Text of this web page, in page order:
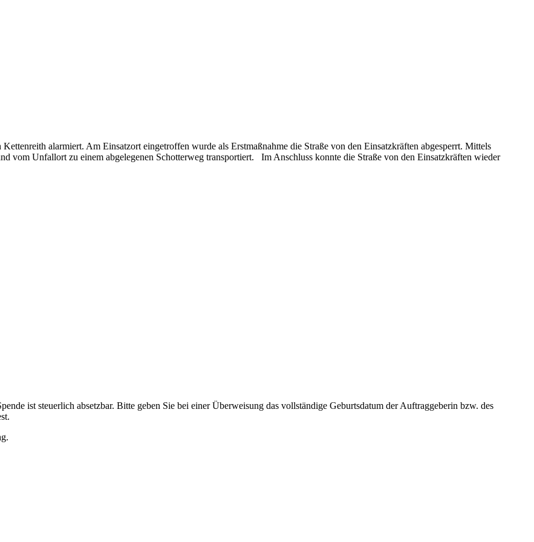
alarmiert. Am Einsatzort eingetroffen wurde als Erstmaßnahme die Straße von den Einsatzkräften abgesperrt. Mittels
vom Unfallort zu einem abgelegenen Schotterweg transportiert. Im Anschluss konnte die Straße von den Einsatzkräften wieder
ist steuerlich absetzbar. Bitte geben Sie bei einer Überweisung das vollständige Geburtsdatum der Auftraggeberin bzw. des